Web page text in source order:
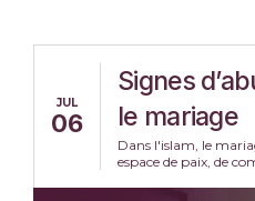
JUL
06
Signes
le mariage
Dans l'islam, le
espace de paix, de